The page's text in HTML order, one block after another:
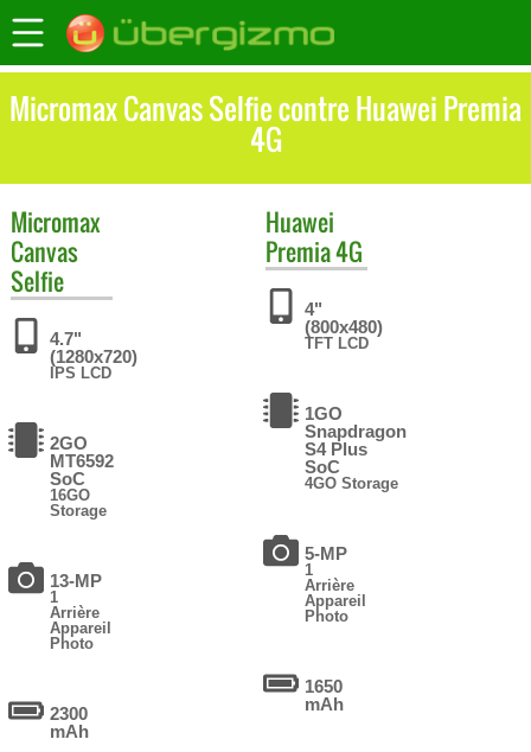
Micromax Canvas Selfie contre Huawei Premia
4G
Micromax
Canvas
Selfie
4.7"
(1280x720)
IPS LCD
2GO
MT6592
SoC
16GO
Storage
13-MP
1
Arrière
Appareil
Photo
2300
mAh
Huawei
Premia 4G
4"
(800x480)
TFT LCD
1GO
Snapdragon
S4 Plus
SoC
4GO Storage
5-MP
1
Arrière
Appareil
Photo
1650
mAh